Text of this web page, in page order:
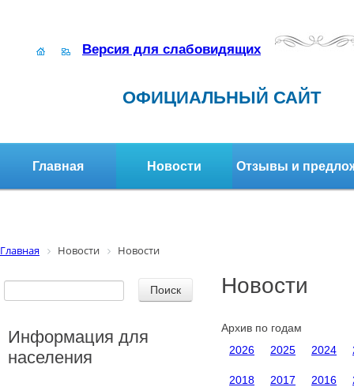
Версия для слабовидящих
ОФИЦИАЛЬНЫЙ САЙТ
Главная Новости Отзывы и
Главная Новости Новости
Новости
Архив по годам
2026
2025 2024
2018 2017 2016
Информация для
населения